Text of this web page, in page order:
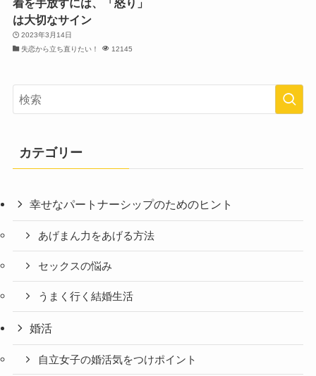
着を手放すには、「怒り」
は大切なサイン
2023年3月14日
失恋から立ち直りたい！
12145
カテゴリー
幸せなパートナーシップのためのヒント
あげまん力をあげる方法
セックスの悩み
うまく行く結婚生活
婚活
自立女子の婚活気をつけポイント